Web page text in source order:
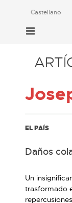
Castellano
EL PAÍS
Daños
Un
trasformado